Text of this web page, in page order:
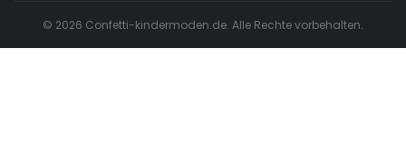
© 2026 Confetti-kindermoden.de. Alle Rechte vorbehalten.